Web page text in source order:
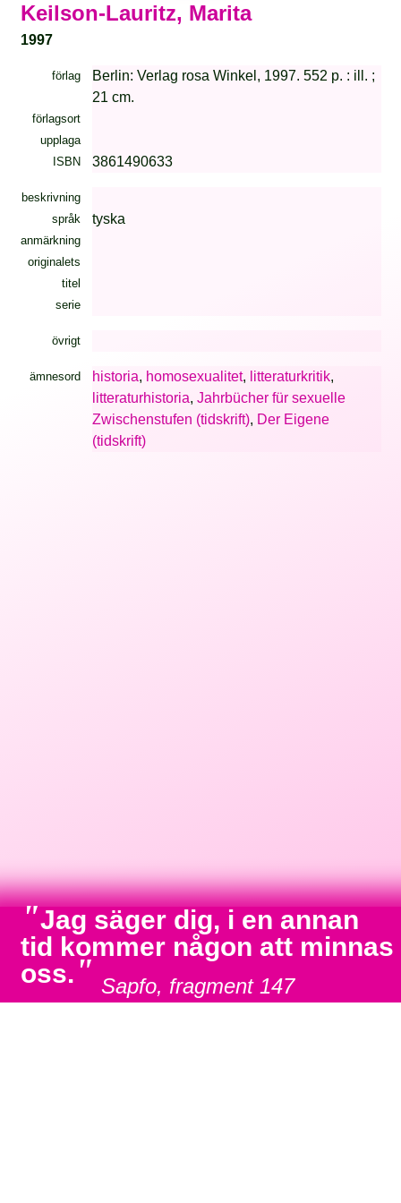
Keilson-Lauritz, Marita
1997
förlag
Berlin: Verlag rosa Winkel, 1997. 552 p. : ill. ;
21 cm.
förlagsort
upplaga
ISBN
3861490633
beskrivning
språk
tyska
anmärkning
originalets
titel
serie
övrigt
ämnesord historia, homosexualitet, litteraturkritik,
litteraturhistoria, Jahrbücher für sexuelle
Zwischenstufen (tidskrift), Der Eigene
(tidskrift)
"Jag säger dig, i en annan
tid kommer någon att minnas
oss. " Sapfo, fragment 147